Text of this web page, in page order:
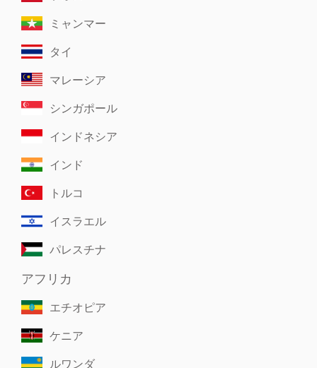
ミャンマー
タイ
マレーシア
シンガポール
インドネシア
インド
トルコ
イスラエル
パレスチナ
アフリカ
エチオピア
ケニア
ルワンダ